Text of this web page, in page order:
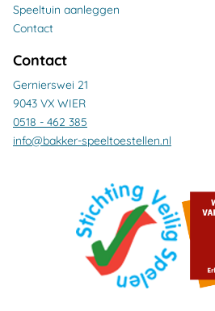
Speeltuin aanleggen
Contact
Contact
Gernierswei 21
9043 VX WIER
0518 - 462 385
info@bakker-speeltoestellen.nl